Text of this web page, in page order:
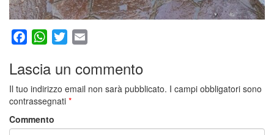
FacebookWhatsApp
Twitter
Lascia un commento
Il tuo indirizzo email non sarà pubblicato. I campi obbligatori sono
contrassegnati *
Commento